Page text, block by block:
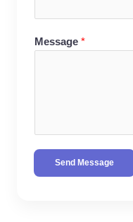
Message *
Send Message